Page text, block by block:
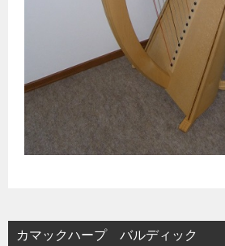
カマックハープ バルディック